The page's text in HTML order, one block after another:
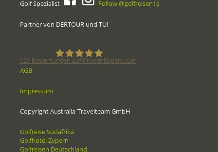
Golf Spezialist Follow @golfreisen1a
Partner von DERTOUR und TUI
Spezialisten
121 Bewertungen auf ProvenExpert.com
AGB
Impressum
Copyright Australia-Travelteam GmbH
Golfreise Südafrika
Golfhotel Zypern
Golfreisen Deutschland